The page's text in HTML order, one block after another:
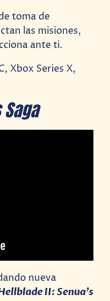
toma de
las misiones,
ante ti.
Xbox Series X,
nueva
II: Senua’s